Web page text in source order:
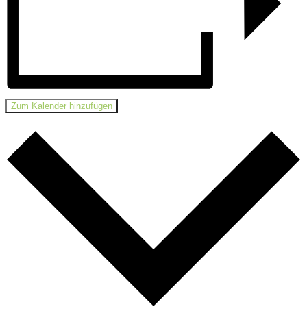
Zum Kalender hinzufügen